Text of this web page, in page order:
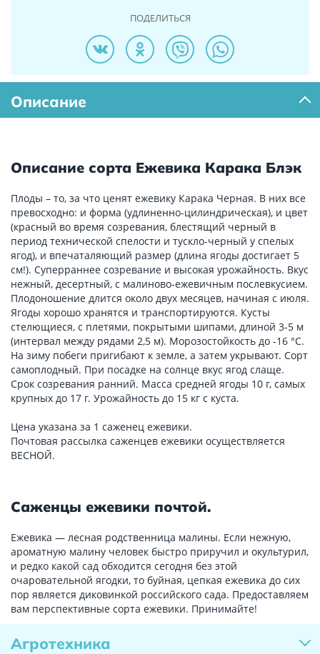
ПОДЕЛИТЬСЯ
Описание
Описание сорта Ежевика Карака Блэк
Плоды – то, за что ценят ежевику Карака Черная. В них все
превосходно: и форма (удлиненно-цилиндрическая), и цвет
(красный во время созревания, блестящий черный в
период технической спелости и тускло-черный у спелых
ягод), и впечаталяющий размер (длина ягоды достигает 5
см!). Суперраннее созревание и высокая урожайность. Вкус
нежный, десертный, с малиново-ежевичным послевкусием.
Плодоношение длится около двух месяцев, начиная с июля.
Ягоды хорошо хранятся и транспортируются. Кусты
стелющиеся, с плетями, покрытыми шипами, длиной 3-5 м
(интервал между рядами 2,5 м). Морозостойкость до -16 °С.
На зиму побеги пригибают к земле, а затем укрывают. Сорт
самоплодный. При посадке на солнце вкус ягод слаще.
Срок созревания ранний. Масса средней ягоды 10 г, самых
крупных до 17 г. Урожайность до 15 кг с куста.
Цена указана за 1 саженец ежевики.
Почтовая рассылка саженцев ежевики осуществляется
ВЕСНОЙ.
Саженцы ежевики почтой.
Ежевика — лесная родственница малины. Если нежную,
ароматную малину человек быстро приручил и окультурил,
и редко какой сад обходится сегодня без этой
очаровательной ягодки, то буйная, цепкая ежевика до сих
пор является диковинкой российского сада. Предоставляем
вам перспективные сорта ежевики. Принимайте!
Агротехника